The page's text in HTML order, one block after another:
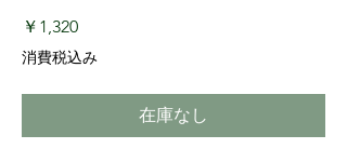
￥1,320価格
消費税込み
在庫なし